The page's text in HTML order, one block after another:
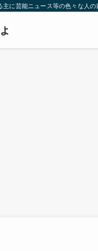
に芸能ニュース等の色々な人